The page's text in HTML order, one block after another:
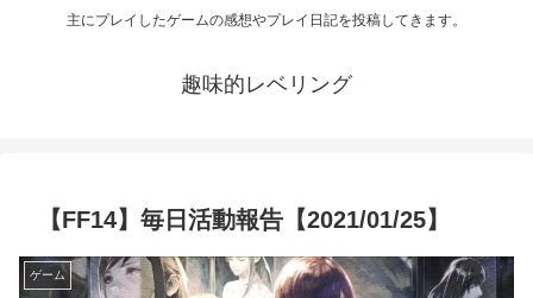
主にプレイしたゲームの感想やプレイ日記を投稿してきます。
趣味的レベリング
【FF14】毎日活動報告【2021/01/25】
ゲーム